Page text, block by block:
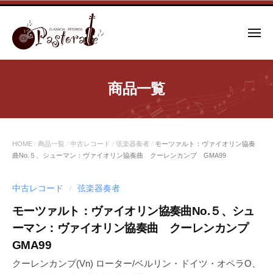
コ
メ
ー
商品一覧
HOME / 商品一覧 / 中古レコード / 弦楽器奏者 / モーツァルト：ヴァイオリン協奏
曲No.５、シューマン：ヴァイオリン協奏曲 クーレンカンプ GMA99
中古レコード / 弦楽器奏者
モーツァルト：ヴァイオリン協奏曲No.５、シュ
ーマン：ヴァイオリン協奏曲 クーレンカンプ
GMA99
クーレンカンプ(Vn) ローター/ベルリン・ドイツ・オペラO、